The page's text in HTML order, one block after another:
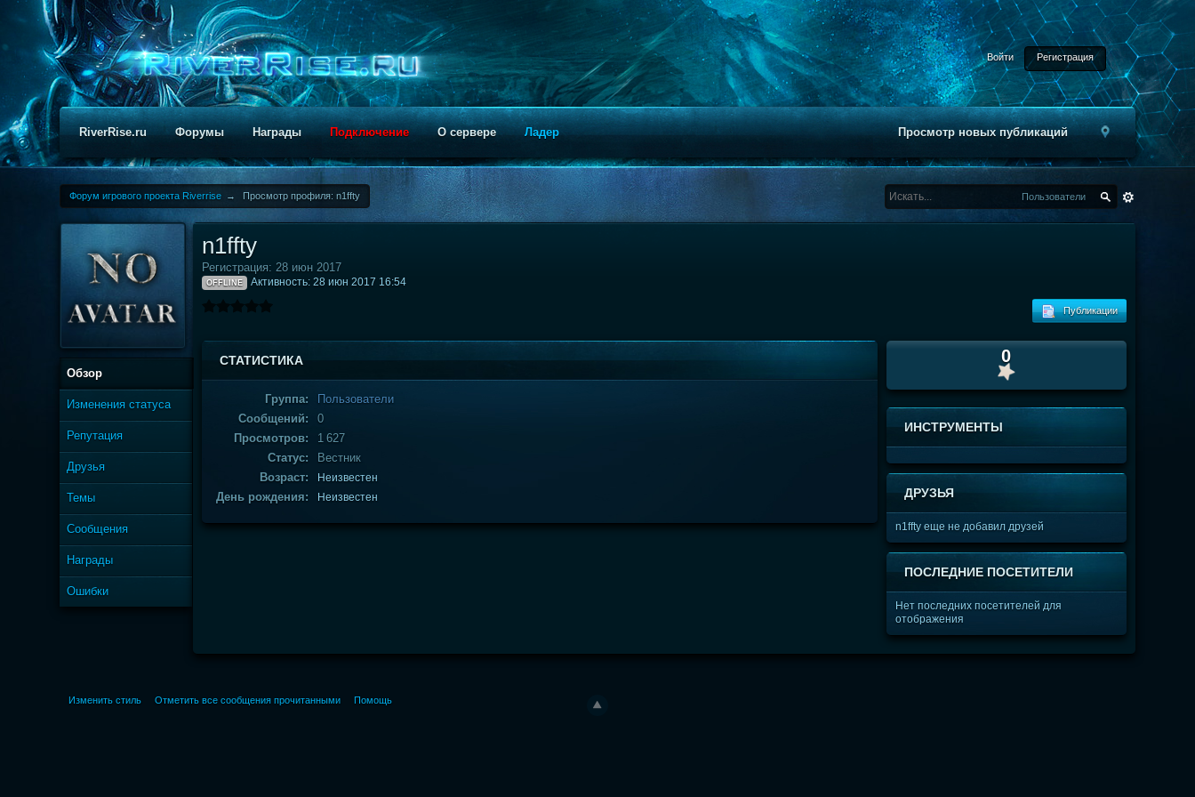
Войти Регистрация
Просмотр новых публикаций
RiverRise.ru Форумы Награды Подключение О сервере Ладер
Форум игрового проекта Riverrise → Просмотр профиля: n1ffty Пользователи
Обзор
Изменения статуса
Репутация
Друзья
Темы
Сообщения
Награды
Ошибки
n1ffty
Регистрация: 28 июн 2017
OFFLINE Активность: 28 июн 2017 16:54
Публикации
СТАТИСТИКА
Группа:
Пользователи
Сообщений:
0
Просмотров:
1 627
Статус:
Вестник
Возраст:
Неизвестен
День рождения: Неизвестен
0
ИНСТРУМЕНТЫ
ДРУЗЬЯ
n1ffty еще не добавил друзей
ПОСЛЕДНИЕ ПОСЕТИТЕЛИ
Нет последних посетителей для
отображения
Изменить стиль Отметить все сообщения прочитанными Помощь